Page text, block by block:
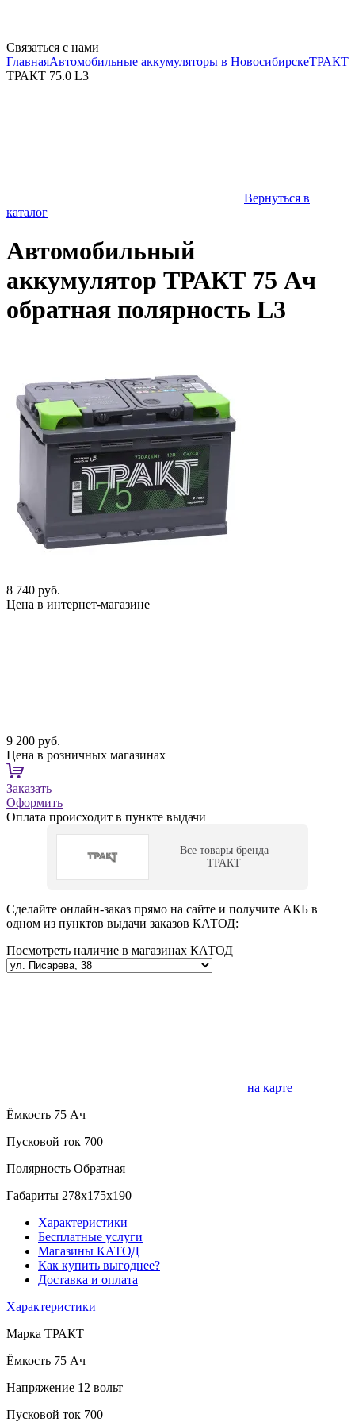
Связаться с нами
ГлавнаяАвтомобильные аккумуляторы в НовосибирскеТРАКТ
ТРАКТ 75.0 L3
Вернуться в
каталог
Автомобильный
аккумулятор ТРАКТ 75 Ач
обратная полярность L3
8 740 руб.
Цена в интернет-магазине
9 200 руб.
Цена в розничных магазинах
Заказать
Оформить
Оплата происходит в пункте выдачи
Все товары бренда
ТРАКТ
Сделайте онлайн-заказ прямо на сайте и получите АКБ в
одном из пунктов выдачи заказов КАТОД:
Посмотреть наличие в магазинах КАТОД
на карте
Ёмкость 75 Ач
Пусковой ток 700
Полярность Обратная
Габариты 278x175x190
Характеристики
Бесплатные услуги
Магазины КАТОД
Как купить выгоднее?
Доставка и оплата
Характеристики
Марка ТРАКТ
Ёмкость 75 Ач
Напряжение 12 вольт
Пусковой ток 700